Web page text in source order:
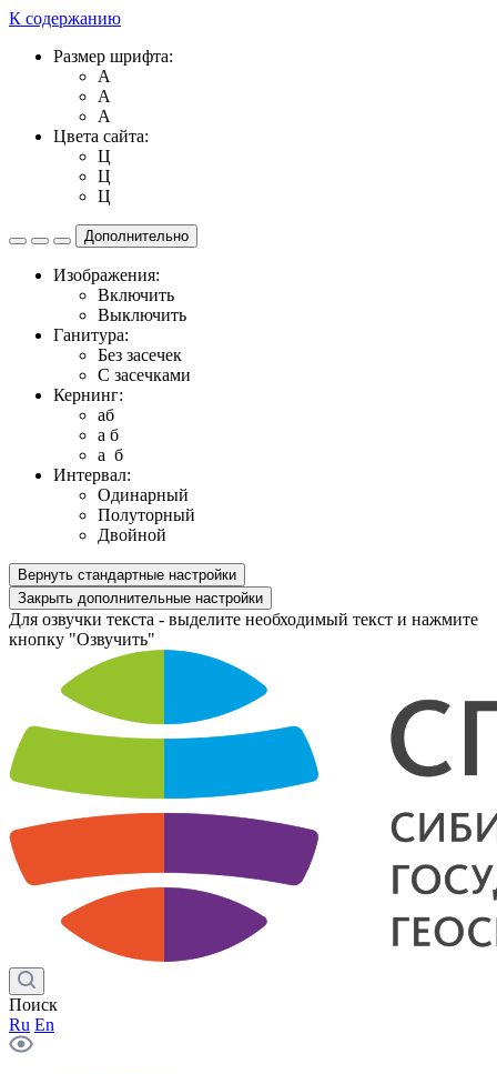
К содержанию
Размер шрифта:
A
A
A
Цвета сайта:
Ц
Ц
Ц
Дополнительно
Изображения:
Включить
Выключить
Ганитура:
Без засечек
С засечками
Кернинг:
aб
a б
a б
Интервал:
Одинарный
Полуторный
Двойной
Вернуть стандартные настройки
Закрыть дополнительные настройки
Для озвучки текста - выделите необходимый текст и нажмите
кнопку "Озвучить"
Поиск
Ru En